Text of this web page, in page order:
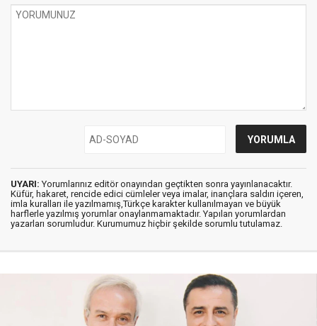
UYARI: Yorumlarınız editör onayından geçtikten sonra yayınlanacaktır.
Küfür, hakaret, rencide edici cümleler veya imalar, inançlara saldırı içeren,
imla kuralları ile yazılmamış,Türkçe karakter kullanılmayan ve büyük
harflerle yazılmış yorumlar onaylanmamaktadır. Yapılan yorumlardan
yazarları sorumludur. Kurumumuz hiçbir şekilde sorumlu tutulamaz.